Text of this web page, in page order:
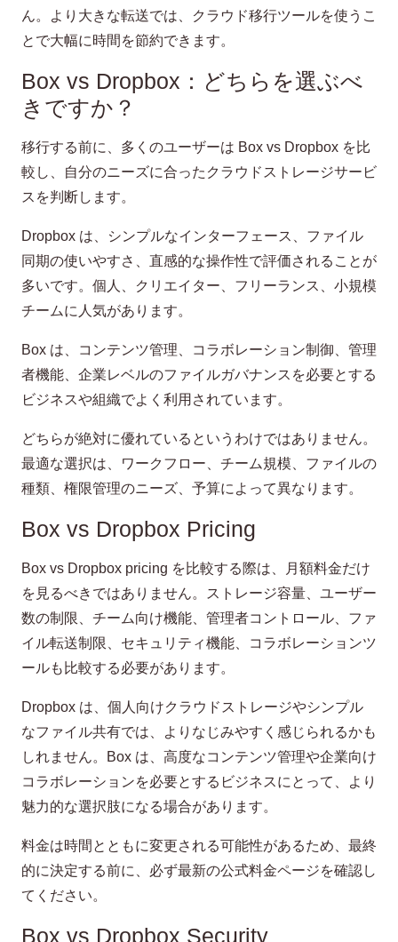
ん。より大きな転送では、クラウド移行ツールを使うこ
とで大幅に時間を節約できます。
Box vs Dropbox：どちらを選ぶべ
きですか？
移行する前に、多くのユーザーは Box vs Dropbox を比
較し、自分のニーズに合ったクラウドストレージサービ
スを判断します。
Dropbox は、シンプルなインターフェース、ファイル
同期の使いやすさ、直感的な操作性で評価されることが
多いです。個人、クリエイター、フリーランス、小規模
チームに人気があります。
Box は、コンテンツ管理、コラボレーション制御、管理
者機能、企業レベルのファイルガバナンスを必要とする
ビジネスや組織でよく利用されています。
どちらが絶対に優れているというわけではありません。
最適な選択は、ワークフロー、チーム規模、ファイルの
種類、権限管理のニーズ、予算によって異なります。
Box vs Dropbox Pricing
Box vs Dropbox pricing を比較する際は、月額料金だけ
を見るべきではありません。ストレージ容量、ユーザー
数の制限、チーム向け機能、管理者コントロール、ファ
イル転送制限、セキュリティ機能、コラボレーションツ
ールも比較する必要があります。
Dropbox は、個人向けクラウドストレージやシンプル
なファイル共有では、よりなじみやすく感じられるかも
しれません。Box は、高度なコンテンツ管理や企業向け
コラボレーションを必要とするビジネスにとって、より
魅力的な選択肢になる場合があります。
料金は時間とともに変更される可能性があるため、最終
的に決定する前に、必ず最新の公式料金ページを確認し
てください。
Box vs Dropbox Security